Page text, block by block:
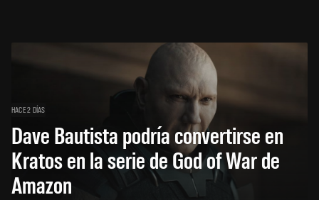
HACE 2 DÍAS
Dave Bautista podría convertirse en
Kratos en la serie de God of War de
Amazon